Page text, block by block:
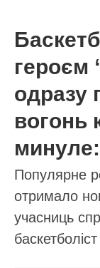
МІТКИ:
здоров'я
23.08.2024 19:43
ПОВ'ЯЗАНІ СТАТТІ